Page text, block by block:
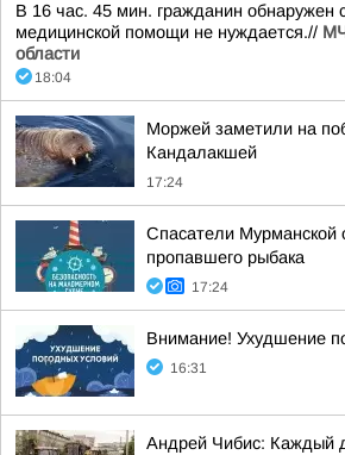
В 16 час. 45 мин. гражданин обнаружен
медицинской помощи не нуждается.//
области
18:04
Моржей заметили на
Кандалакшей
17:24
Спасатели Мурманской
пропавшего рыбака
17:24
Внимание! Ухудшение
16:31
Андрей Чибис: Каждый